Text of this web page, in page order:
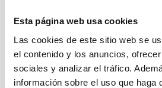
Esta página web usa cookies
Las cookies de este sitio web se
el contenido y los anuncios,
sociales y analizar el tráfico.
información sobre el uso que haga
IAC y sus Observatorios.